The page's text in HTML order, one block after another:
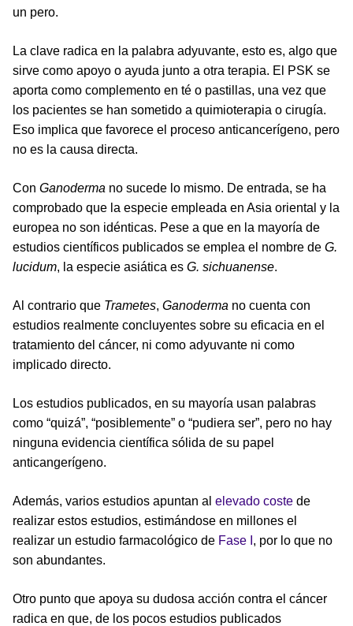
un pero.
La clave radica en la palabra adyuvante, esto es, algo que
sirve como apoyo o ayuda junto a otra terapia. El PSK se
aporta como complemento en té o pastillas, una vez que
los pacientes se han sometido a quimioterapia o cirugía.
Eso implica que favorece el proceso anticancerígeno, pero
no es la causa directa.
Con Ganoderma no sucede lo mismo. De entrada, se ha
comprobado que la especie empleada en Asia oriental y la
europea no son idénticas. Pese a que en la mayoría de
estudios científicos publicados se emplea el nombre de G.
lucidum, la especie asiática es G. sichuanense.
Al contrario que Trametes, Ganoderma no cuenta con
estudios realmente concluyentes sobre su eficacia en el
tratamiento del cáncer, ni como adyuvante ni como
implicado directo.
Los estudios publicados, en su mayoría usan palabras
como “quizá”, “posiblemente” o “pudiera ser”, pero no hay
ninguna evidencia científica sólida de su papel
anticangerígeno.
Además, varios estudios apuntan al elevado coste de
realizar estos estudios, estimándose en millones el
realizar un estudio farmacológico de Fase I , por lo que no
son abundantes.
Otro punto que apoya su dudosa acción contra el cáncer
radica en que, de los pocos estudios publicados